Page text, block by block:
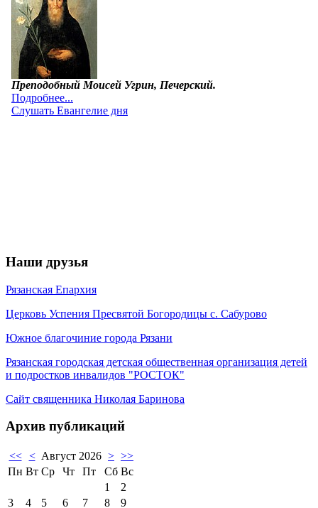
Наши друзья
Рязанская Епархия
Церковь Успения Пресвятой Богородицы с. Сабурово
Южное благочиние города Рязани
Рязанская городская детская общественная организация детей
и подростков инвалидов "РОСТОК"
Сайт священника Николая Баринова
Архив публикаций
<< < Август 2026 > >>
Пн Вт Ср Чт Пт Сб Вс
1
2
3
4 5 6 7 8
9